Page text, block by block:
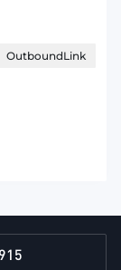
OutboundLink